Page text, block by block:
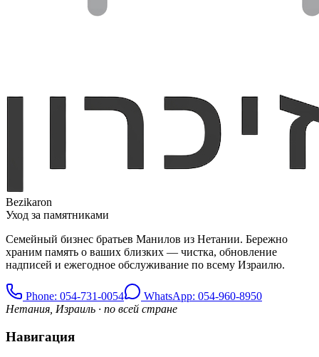
Bezikaron
Уход за памятниками
Семейный бизнес братьев Манилов из Нетании. Бережно
храним память о ваших близких — чистка, обновление
надписей и ежегодное обслуживание по всему Израилю.
Phone: 054-731-0054
WhatsApp: 054-960-8950
Нетания, Израиль · по всей стране
Навигация